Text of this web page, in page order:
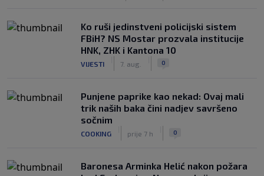
Ko ruši jedinstveni policijski sistem
FBiH? NS Mostar prozvala institucije
HNK, ZHK i Kantona 10
VIJESTI 7. aug. 0
Punjene paprike kao nekad: Ovaj mali
trik naših baka čini nadjev savršeno
sočnim
COOKING prije 7 h 0
Baronesa Arminka Helić nakon požara